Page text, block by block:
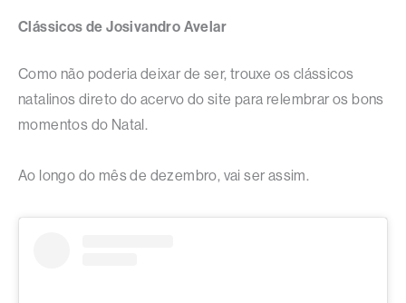
Clássicos de Josivandro Avelar
Como não poderia deixar de ser, trouxe os clássicos
natalinos direto do acervo do site para relembrar os bons
momentos do Natal.
Ao longo do mês de dezembro, vai ser assim.